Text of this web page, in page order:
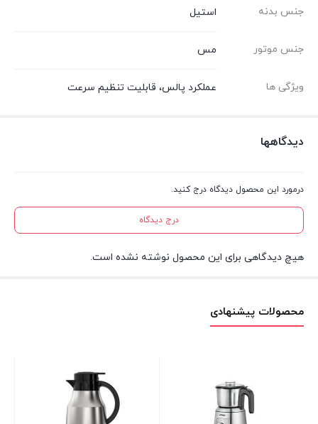
جنس بدنه استیل
جنس موتور مس
ویژگی ها عملکرد پالس، قابلیت تنظیم سرعت
دیدگاهها
درمورد این محصول دیدگاه درج کنید.
درج دیدگاه
هیچ دیدگاهی برای این محصول نوشته نشده است.
محصولات پیشنهادی